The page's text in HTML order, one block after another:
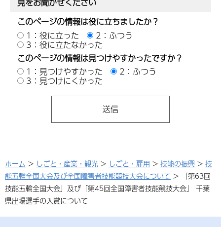
このページの情報は役に立ちましたか？
1：役に立った
2：ふつう
3：役に立たなかった
このページの情報は見つけやすかったですか？
1：見つけやすかった
2：ふつう
3：見つけにくかった
ホーム > しごと・産業・観光 > しごと・雇用 > 技能の振興 > 技
能五輪全国大会及び全国障害者技能競技大会について > 「第63回
技能五輪全国大会」及び「第45回全国障害者技能競技大会」 千葉
県出場選手の入賞について